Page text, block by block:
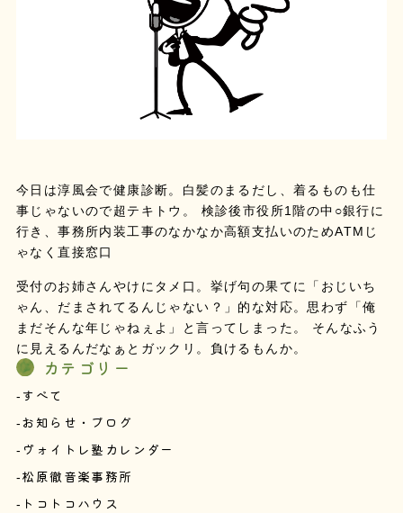
カテゴリー
すべて
お知らせ・ブログ
ヴォイトレ塾カレンダー
松原徹音楽事務所
トコトコハウス
今日は淳風会で健康診断。白髪のまるだし、着るものも仕
事じゃないので超テキトウ。 検診後市役所1階の中○銀行に
行き、事務所内装工事のなかなか高額支払いのためATMじ
ゃなく直接窓口
受付のお姉さんやけにタメ口。挙げ句の果てに「おじいち
ゃん、だまされてるんじゃない？」的な対応。思わず「俺
まだそんな年じゃねぇよ」と言ってしまった。 そんなふう
に見えるんだなぁとガックリ。負けるもんか。